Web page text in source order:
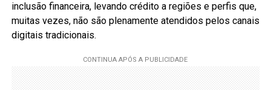
inclusão financeira, levando crédito a regiões e perfis que,
muitas vezes, não são plenamente atendidos pelos canais
digitais tradicionais.